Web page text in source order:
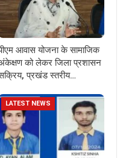
आवास योजना के सामाजिक
को लेकर जिला प्रशासन
प्रखंड स्तरीय…
LATEST NEWS